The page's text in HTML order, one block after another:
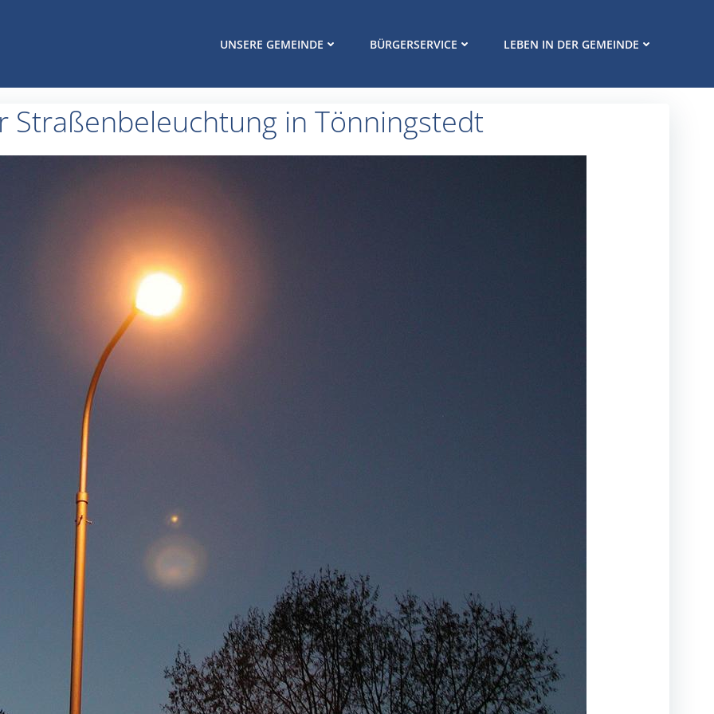
UNSERE GEMEINDE BÜRGERSERVICE LEBEN IN DER GEMEINDE
Straßenbeleuchtung in Tönningstedt